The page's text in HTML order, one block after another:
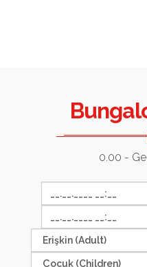
0.00 -